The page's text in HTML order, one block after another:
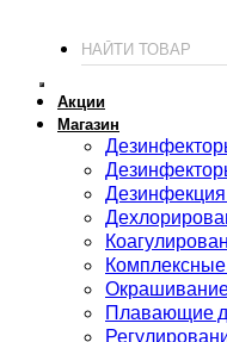
Акции
Магазин
Плавающие